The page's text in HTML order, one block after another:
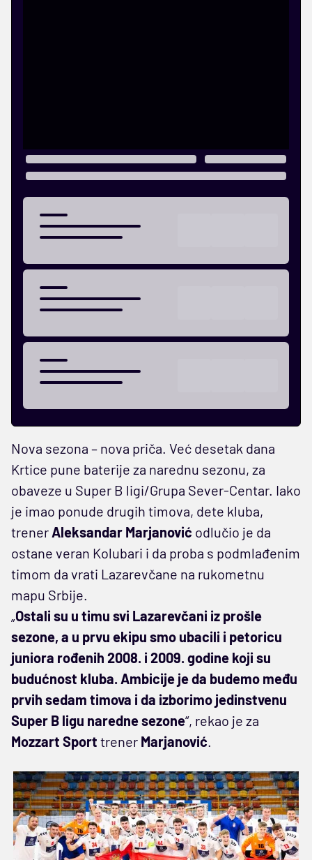
Nova sezona – nova priča. Već desetak dana
Krtice pune baterije za narednu sezonu, za
obaveze u Super B ligi/Grupa Sever-Centar. Iako
je imao ponude drugih timova, dete kluba,
trener Aleksandar Marjanović odlučio je da
ostane veran Kolubari i da proba s podmlađenim
timom da vrati Lazarevčane na rukometnu
mapu Srbije.
„Ostali su u timu svi Lazarevčani iz prošle
sezone, a u prvu ekipu smo ubacili i petoricu
juniora rođenih 2008. i 2009. godine koji su
budućnost kluba. Ambicije je da budemo među
prvih sedam timova i da izborimo jedinstvenu
Super B ligu naredne sezone“, rekao je za
Mozzart Sport trener Marjanović.